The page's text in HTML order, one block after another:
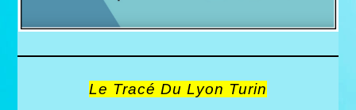
Le Tracé Du Lyon Turin